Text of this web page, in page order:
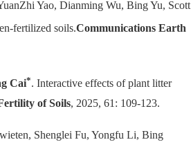
Yao, Dianming Wu, Bing Yu, Scott
fertilized soils.Communications Earth
Cai*. Interactive effects of plant litter
of Soils, 2025, 61: 109-123.
Shenglei Fu, Yongfu Li, Bing